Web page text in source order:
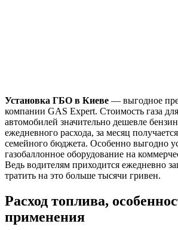
Установка ГБО в Киеве — выгодное
компании GAS Expert. Стоимость газа
автомобилей значительно дешевле
ежедневного расхода, за месяц
семейного бюджета. Особенно выгодно
газобаллонное оборудование на
Ведь водителям приходится ежедневно
тратить на это больше тысячи гривен.
Расход топлива,
применения